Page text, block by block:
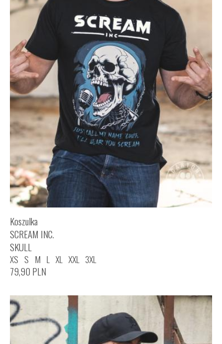
Koszulka
SCREAM INC.
SKULL
XS S M L XL XXL 3XL
79,90 PLN